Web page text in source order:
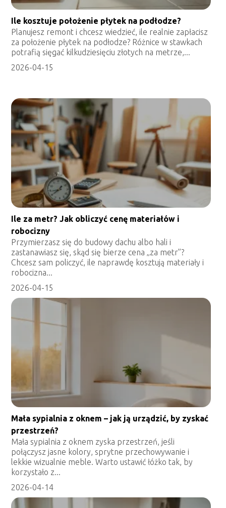
Ile kosztuje położenie płytek na podłodze?
Planujesz remont i chcesz wiedzieć, ile realnie zapłacisz
za położenie płytek na podłodze? Różnice w stawkach
potrafią sięgać kilkudziesięciu złotych na metrze,...
2026-04-15
Ile za metr? Jak obliczyć cenę materiałów i
robocizny
Przymierzasz się do budowy dachu albo hali i
zastanawiasz się, skąd się bierze cena „za metr”?
Chcesz sam policzyć, ile naprawdę kosztują materiały i
robocizna...
2026-04-15
Mała sypialnia z oknem – jak ją urządzić, by zyskać
przestrzeń?
Mała sypialnia z oknem zyska przestrzeń, jeśli
połączysz jasne kolory, sprytne przechowywanie i
lekkie wizualnie meble. Warto ustawić łóżko tak, by
korzystało z...
2026-04-14